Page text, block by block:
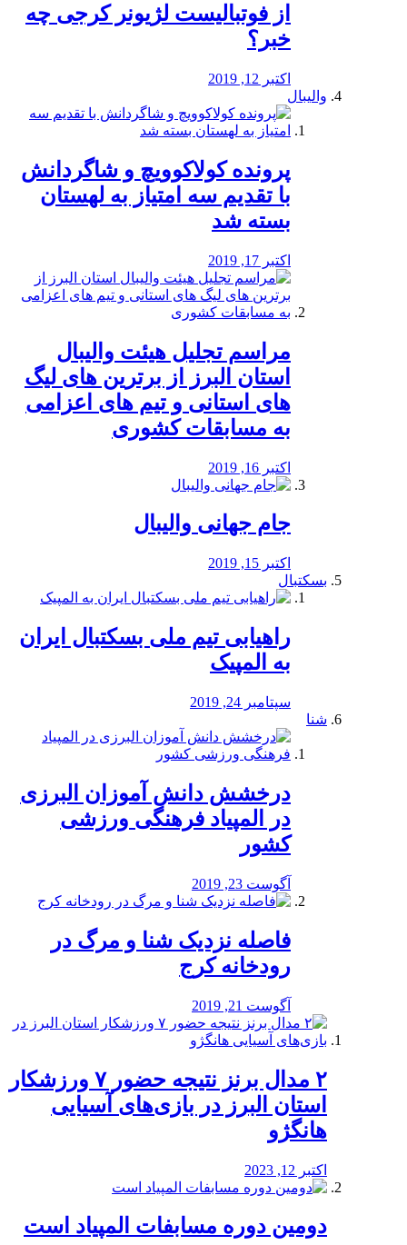
از فوتبالیست لژیونر کرجی چه
خبر؟
اکتبر 12, 2019
والیبال
پرونده کولاکوویچ و شاگردانش
با تقدیم سه امتیاز به لهستان
بسته شد
اکتبر 17, 2019
مراسم تجلیل هیئت والیبال
استان البرز از برترین های لیگ
های استانی و تیم های اعزامی
به مسابقات کشوری
اکتبر 16, 2019
جام جهانی والیبال
اکتبر 15, 2019
بسکتبال
راهیابی تیم ملی بسکتبال ایران
به المپیک
سپتامبر 24, 2019
شنا
درخشش دانش آموزان البرزی
در المپیاد فرهنگی ورزشی
کشور
آگوست 23, 2019
️فاصله نزدیک شنا و مرگ در
رودخانه کرج
آگوست 21, 2019
۲ مدال برنز نتیجه حضور ۷ ورزشکار
استان البرز در بازی‌های آسیایی
هانگژو
اکتبر 12, 2023
دومین دوره مسابفات المپیاد است